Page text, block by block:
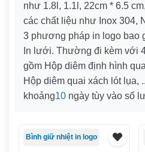
như 1.8l , 1.1l , 22cm * 6.5 cm,
các chất liệu như Inox 304,
3 phương pháp in logo bao
In lưới. Thường đi kèm với
gồm Hộp diêm định hình
Hộp diêm quai xách lót lụa,
khoảng10 ngày tùy vào số
Bình giữ nhiệt in logo